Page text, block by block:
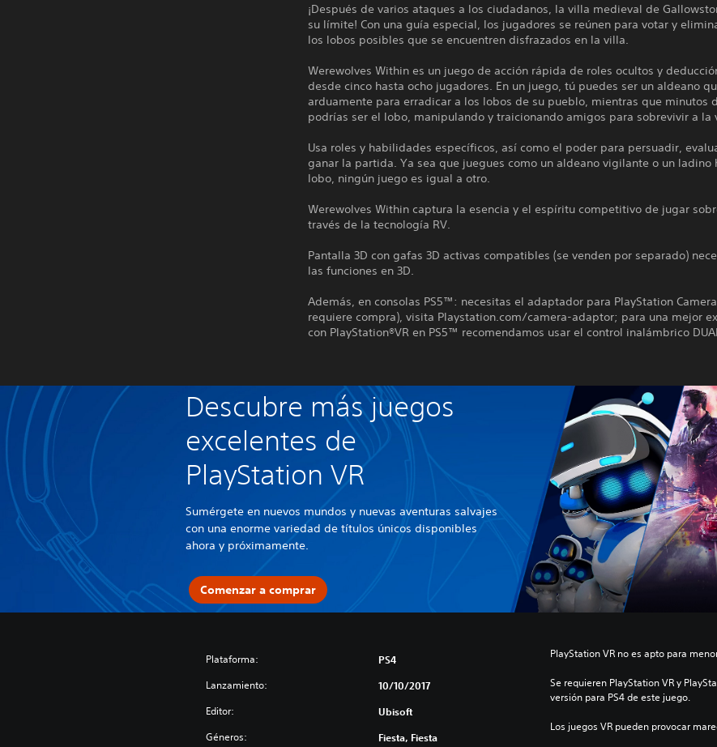
¡Después de varios ataques a los ciudadanos, la villa medieval de
su límite! Con una guía especial, los jugadores se reúnen para votar y
los lobos posibles que se encuentren disfrazados en la villa.
Werewolves Within es un juego de acción rápida de roles ocultos y
desde cinco hasta ocho jugadores. En un juego, tú puedes ser un aldeano
arduamente para erradicar a los lobos de su pueblo, mientras que minutos
podrías ser el lobo, manipulando y traicionando amigos para sobrevivir a la
Usa roles y habilidades específicos, así como el poder para persuadir,
ganar la partida. Ya sea que juegues como un aldeano vigilante o un ladino
lobo, ningún juego es igual a otro.
Werewolves Within captura la esencia y el espíritu competitivo de jugar
través de la tecnología RV.
Pantalla 3D con gafas 3D activas compatibles (se venden por separado)
las funciones en 3D.
Además, en consolas PS5™: necesitas el adaptador para PlayStation
requiere compra), visita Playstation.com/camera-adaptor; para una mejor
con PlayStation®VR en PS5™ recomendamos usar el control inalámbrico
Descubre más juegos
excelentes de
PlayStation VR
Sumérgete en nuevos mundos y nuevas aventuras salvajes
con una enorme variedad de títulos únicos disponibles
ahora y próximamente.
Comenzar a comprar
Plataforma: PS4
Lanzamiento: 10/10/2017
Editor: Ubisoft
Géneros: Fiesta, Fiesta
PlayStation VR no es apto para
Se requieren PlayStation VR y
versión para PS4 de este juego.
Los juegos VR pueden provocar